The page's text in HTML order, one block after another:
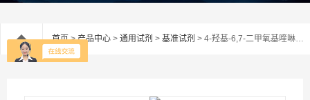
首页>产品中心 > 通用试剂 > 基准试剂 > 4-羟基-6,7-二甲氧基喹啉，97%